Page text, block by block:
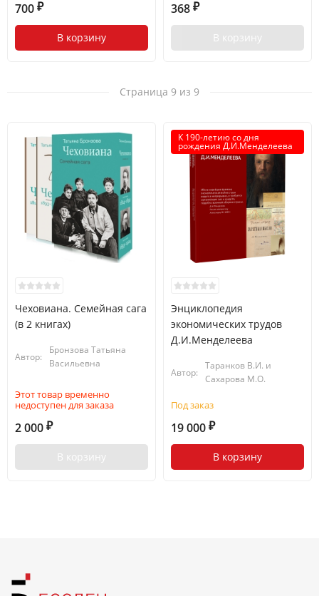
700 ₽
В корзину
368 ₽
В корзину
Страница 9 из 9
Чеховиана. Семейная сага
(в 2 книгах)
Автор:
Бронзова Татьяна
Васильевна
Этот товар временно
недоступен для заказа
2 000 ₽
В корзину
К 190-летию со дня
рождения Д.И.Менделеева
Энциклопедия
экономических трудов
Д.И.Менделеева
Автор:
Таранков В.И. и
Сахарова М.О.
Под заказ
19 000 ₽
В корзину